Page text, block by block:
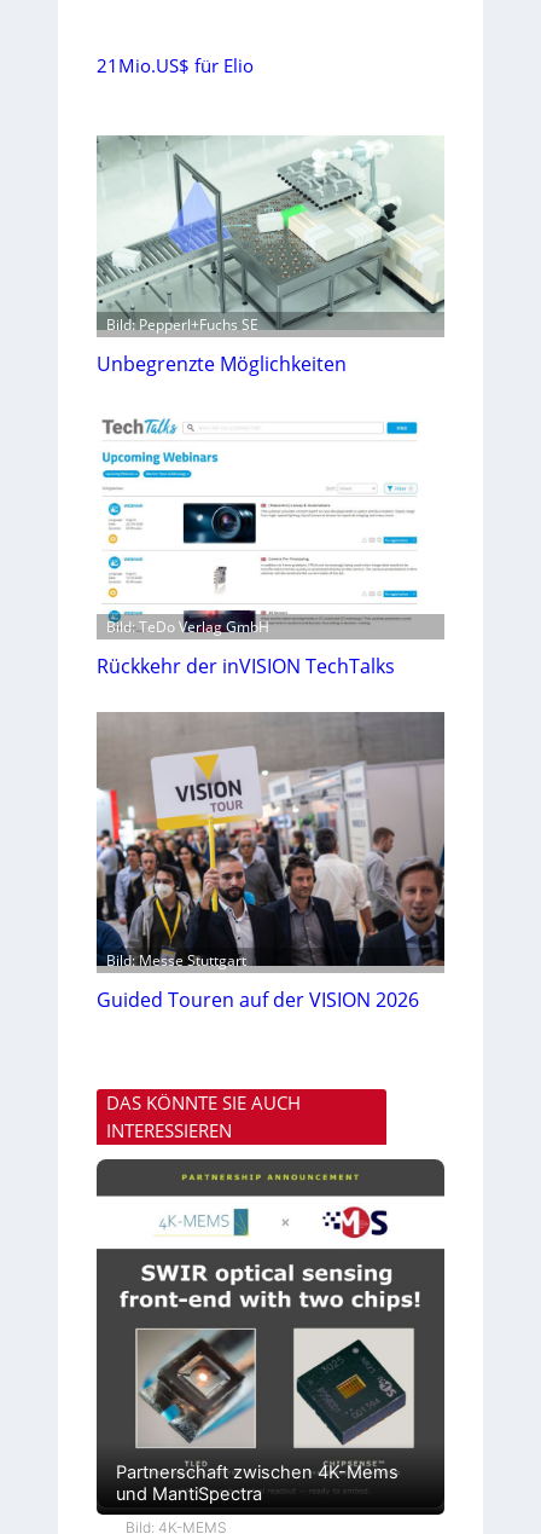
21Mio.US$ für Elio
Bild: Pepperl+Fuchs SE
Unbegrenzte Möglichkeiten
Bild: TeDo Verlag GmbH
Rückkehr der inVISION TechTalks
Bild: Messe Stuttgart
Guided Touren auf der VISION 2026
DAS KÖNNTE SIE AUCH
INTERESSIEREN
Partnerschaft zwischen 4K-Mems
und MantiSpectra
Bild: 4K-MEMS